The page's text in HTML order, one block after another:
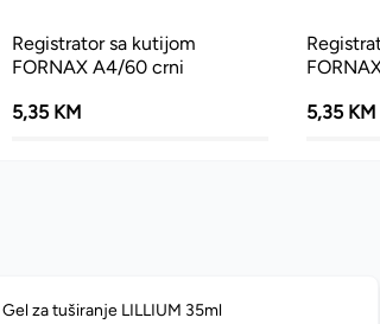
Registrator sa kutijom
FORNAX A4/60 crni
5,35 KM
5,35 KM
Gel za tuširanje LILLIUM 35ml